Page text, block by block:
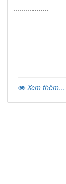
Xem thêm...